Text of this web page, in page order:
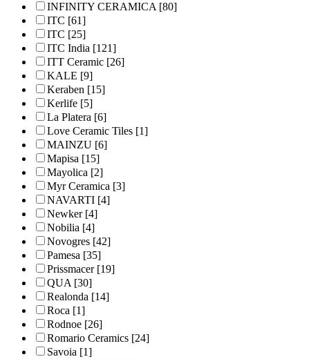
INFINITY CERAMICA[80]
ITC [61]
ITC [25]
ITC India [121]
ITT Ceramic [26]
KALE [9]
Keraben [15]
Kerlife [5]
La Platera [6]
Love Ceramic Tiles [1]
MAINZU [6]
Mapisa [15]
Mayolica [2]
Myr Ceramica [3]
NAVARTI [4]
Newker[4]
Nobilia [4]
Novogres [42]
Pamesa [35]
Prissmacer[19]
QUA[30]
Realonda [14]
Roca [1]
Rodnoe [26]
Romario Ceramics [24]
Savoia [1]